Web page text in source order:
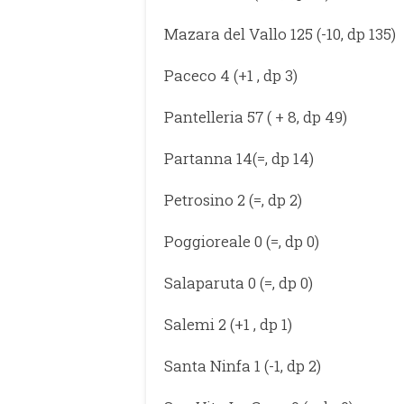
Mazara del Vallo 125 (-10, dp 135)
Paceco 4 (+1 , dp 3)
Pantelleria 57 ( + 8, dp 49)
Partanna 14(=, dp 14)
Petrosino 2 (=, dp 2)
Poggioreale 0 (=, dp 0)
Salaparuta 0 (=, dp 0)
Salemi 2 (+1 , dp 1)
Santa Ninfa 1 (-1, dp 2)